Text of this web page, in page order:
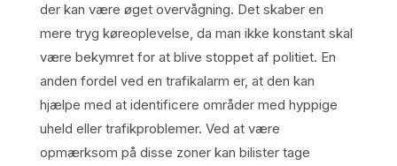
der kan være øget overvågning. Det skaber en
mere tryg køreoplevelse, da man ikke konstant skal
være bekymret for at blive stoppet af politiet. En
anden fordel ved en trafikalarm er, at den kan
hjælpe med at identificere områder med hyppige
uheld eller trafikproblemer. Ved at være
opmærksom på disse zoner kan bilister tage